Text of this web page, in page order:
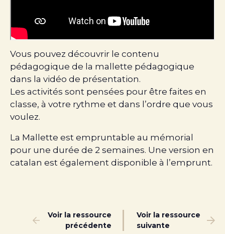
Vous pouvez découvrir le contenu
pédagogique de la mallette pédagogique
dans la vidéo de présentation.
Les activités sont pensées pour être faites en
classe, à votre rythme et dans l’ordre que vous
voulez.
La Mallette est empruntable au mémorial
pour une durée de 2 semaines. Une version en
catalan est également disponible à l’emprunt.
Voir la ressource
précédente
Voir la ressource
suivante